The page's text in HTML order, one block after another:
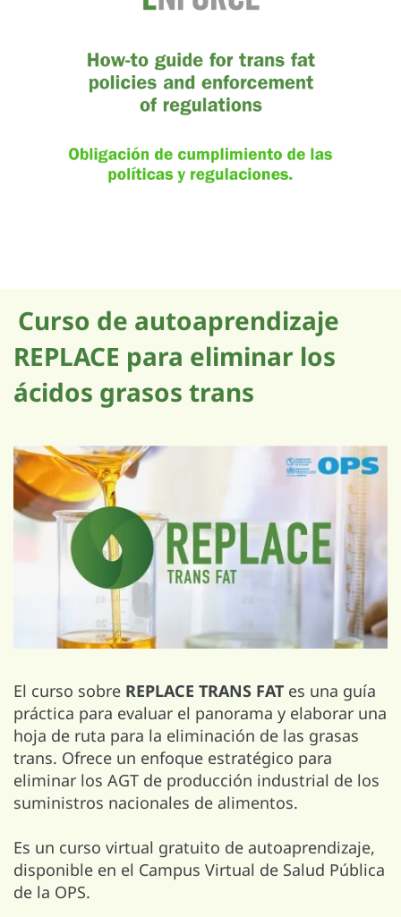
Curso de autoaprendizaje
REPLACE para eliminar los
ácidos grasos trans
El curso sobre REPLACE TRANS FAT es una guía
práctica para evaluar el panorama y elaborar una
hoja de ruta para la eliminación de las grasas
trans. Ofrece un enfoque estratégico para
eliminar los AGT de producción industrial de los
suministros nacionales de alimentos.
Es un curso virtual gratuito de autoaprendizaje,
disponible en el Campus Virtual de Salud Pública
de la OPS.